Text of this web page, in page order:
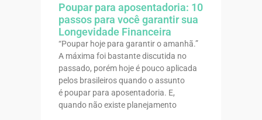
Poupar para aposentadoria: 10
passos para você garantir sua
Longevidade Financeira
“Poupar hoje para garantir o amanhã.”
A máxima foi bastante discutida no
passado, porém hoje é pouco aplicada
pelos brasileiros quando o assunto
é poupar para aposentadoria. E,
quando não existe planejamento